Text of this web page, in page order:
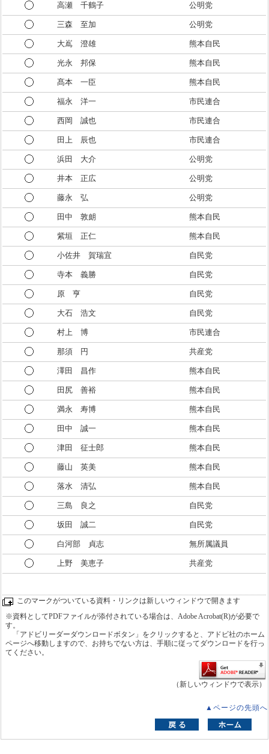
高瀬 千鶴子 公明党
三森 至加 公明党
大嶌 澄雄 熊本自民
光永 邦保 熊本自民
髙本 一臣 熊本自民
福永 洋一 市民連合
西岡 誠也 市民連合
田上 辰也 市民連合
浜田 大介 公明党
井本 正広 公明党
藤永 弘 公明党
田中 敦朗 熊本自民
紫垣 正仁 熊本自民
小佐井 賀瑞宜 自民党
寺本 義勝 自民党
原 亨 自民党
大石 浩文 自民党
村上 博 市民連合
那須 円 共産党
澤田 昌作 熊本自民
田尻 善裕 熊本自民
満永 寿博 熊本自民
田中 誠一 熊本自民
津田 征士郎 熊本自民
藤山 英美 熊本自民
落水 清弘 熊本自民
三島 良之 自民党
坂田 誠二 自民党
白河部 貞志 無所属議員
上野 美恵子 共産党
このマークがついている資料・リンクは新しいウィンドウで開きます
※資料としてPDFファイルが添付されている場合は、Adobe Acrobat(R)が必要で
す。
「アドビリーダーダウンロードボタン」をクリックすると、アドビ社のホーム
ページへ移動しますので、お持ちでない方は、手順に従ってダウンロードを行っ
てください。
（新しいウィンドウで表示）
▲ページの先頭へ